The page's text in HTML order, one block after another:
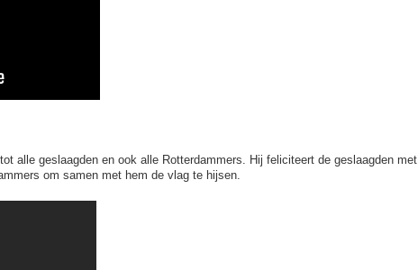
alle geslaagden en ook alle Rotterdammers. Hij feliciteert de geslaagden met
om samen met hem de vlag te hijsen.